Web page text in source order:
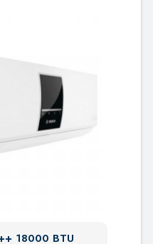
18000 BTU